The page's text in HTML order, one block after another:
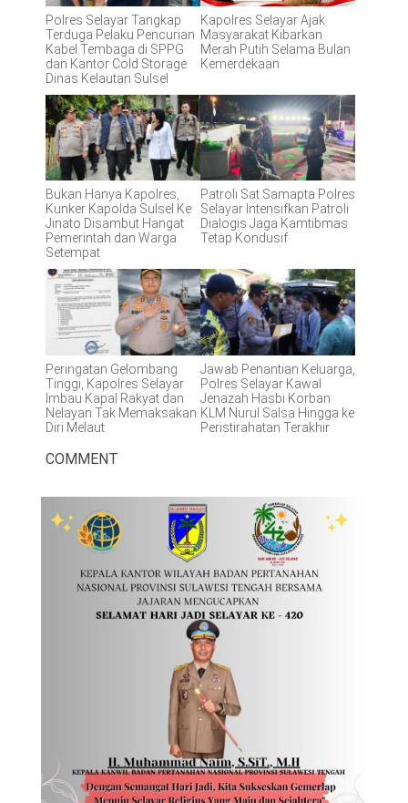
Polres Selayar Tangkap
Terduga Pelaku Pencurian
Kabel Tembaga di SPPG
dan Kantor Cold Storage
Dinas Kelautan Sulsel
Kapolres Selayar Ajak
Masyarakat Kibarkan
Merah Putih Selama Bulan
Kemerdekaan
Bukan Hanya Kapolres,
Kunker Kapolda Sulsel Ke
Jinato Disambut Hangat
Pemerintah dan Warga
Setempat
Patroli Sat Samapta Polres
Selayar Intensifkan Patroli
Dialogis Jaga Kamtibmas
Tetap Kondusif
Peringatan Gelombang
Tinggi, Kapolres Selayar
Imbau Kapal Rakyat dan
Nelayan Tak Memaksakan
Diri Melaut
Jawab Penantian Keluarga,
Polres Selayar Kawal
Jenazah Hasbi Korban
KLM Nurul Salsa Hingga ke
Peristirahatan Terakhir
COMMENT